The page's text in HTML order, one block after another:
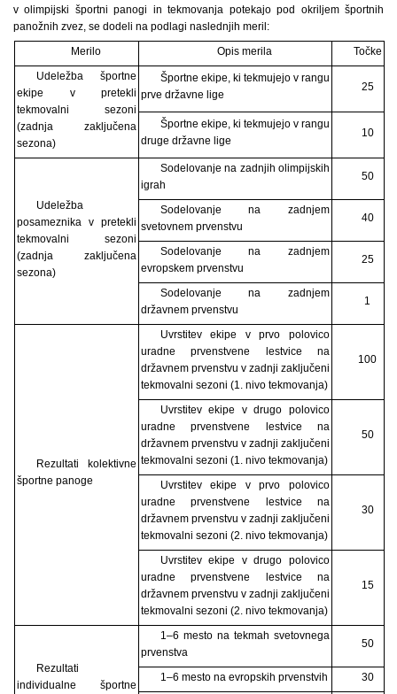
v olimpijski športni panogi in tekmovanja potekajo pod okriljem športnih
panožnih zvez, se dodeli na podlagi naslednjih meril:
Merilo
Opis merila
Točke
Udeležba športne
ekipe v pretekli
tekmovalni sezoni
(zadnja zaključena
sezona)
Športne ekipe, ki tekmujejo v rangu
prve državne lige
25
Športne ekipe, ki tekmujejo v rangu
druge državne lige
10
Udeležba
posameznika v pretekli
tekmovalni sezoni
(zadnja zaključena
sezona)
Sodelovanje na zadnjih olimpijskih
igrah
50
Sodelovanje na zadnjem
svetovnem prvenstvu
40
Sodelovanje na zadnjem
evropskem prvenstvu
25
Sodelovanje na zadnjem
državnem prvenstvu
1
Rezultati kolektivne
športne panoge
Uvrstitev ekipe v prvo polovico
uradne prvenstvene lestvice na
državnem prvenstvu v zadnji zaključeni
tekmovalni sezoni (1. nivo tekmovanja)
100
Uvrstitev ekipe v drugo polovico
uradne prvenstvene lestvice na
državnem prvenstvu v zadnji zaključeni
tekmovalni sezoni (1. nivo tekmovanja)
50
Uvrstitev ekipe v prvo polovico
uradne prvenstvene lestvice na
državnem prvenstvu v zadnji zaključeni
tekmovalni sezoni (2. nivo tekmovanja)
30
Uvrstitev ekipe v drugo polovico
uradne prvenstvene lestvice na
državnem prvenstvu v zadnji zaključeni
tekmovalni sezoni (2. nivo tekmovanja)
15
Rezultati
individualne športne
1–6 mesto na tekmah svetovnega
prvenstva
50
1–6 mesto na evropskih prvenstvih
30